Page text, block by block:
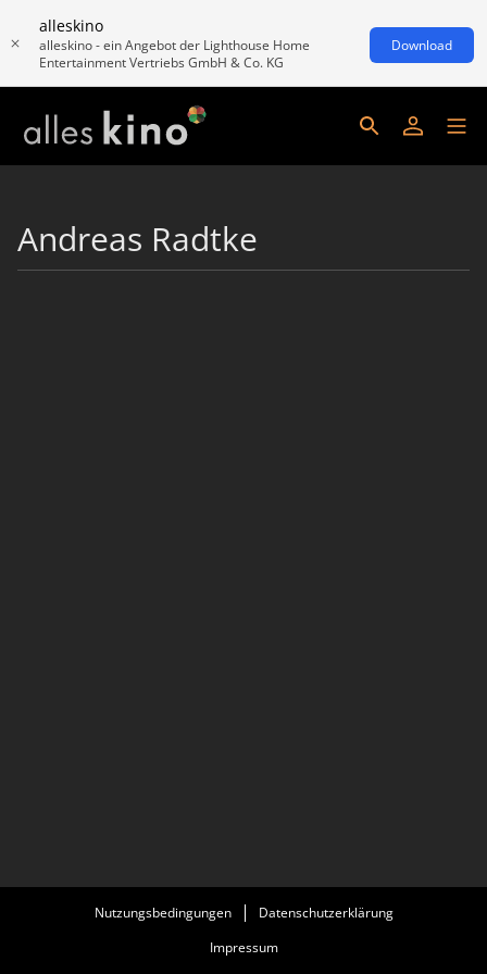
alleskino
alleskino - ein Angebot der Lighthouse Home
Entertainment Vertriebs GmbH & Co. KG
Download
Andreas Radtke
Nutzungsbedingungen
Datenschutzerklärung
Impressum